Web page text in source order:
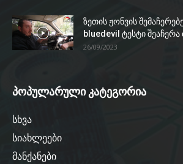
ზეთის ჟონვის
bluedevil ტესტი შეაჩერა
26/09/2023
პოპულარული კატეგორია
სხვა
სიახლეები
მანქანები